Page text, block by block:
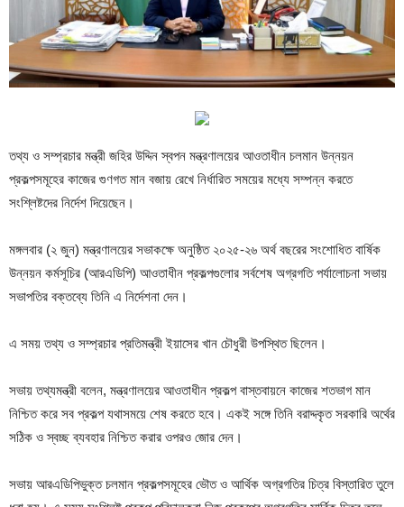
তথ্য ও সম্প্রচার মন্ত্রী জহির উদ্দিন স্বপন মন্ত্রণালয়ের আওতাধীন চলমান উন্নয়ন
প্রকল্পসমূহের কাজের গুণগত মান বজায় রেখে নির্ধারিত সময়ের মধ্যে সম্পন্ন করতে
সংশ্লিষ্টদের নির্দেশ দিয়েছেন।
মঙ্গলবার (২ জুন) মন্ত্রণালয়ের সভাকক্ষে অনুষ্ঠিত ২০২৫-২৬ অর্থ বছরের সংশোধিত বার্ষিক
উন্নয়ন কর্মসূচির (আরএডিপি) আওতাধীন প্রকল্পগুলোর সর্বশেষ অগ্রগতি পর্যালোচনা সভায়
সভাপতির বক্তব্যে তিনি এ নির্দেশনা দেন।
এ সময় তথ্য ও সম্প্রচার প্রতিমন্ত্রী ইয়াসের খান চৌধুরী উপস্থিত ছিলেন।
সভায় তথ্যমন্ত্রী বলেন, মন্ত্রণালয়ের আওতাধীন প্রকল্প বাস্তবায়নে কাজের শতভাগ মান
নিশ্চিত করে সব প্রকল্প যথাসময়ে শেষ করতে হবে। একই সঙ্গে তিনি বরাদ্দকৃত সরকারি অর্থের
সঠিক ও স্বচ্ছ ব্যবহার নিশ্চিত করার ওপরও জোর দেন।
সভায় আরএডিপিভুক্ত চলমান প্রকল্পসমূহের ভৌত ও আর্থিক অগ্রগতির চিত্র বিস্তারিত তুলে